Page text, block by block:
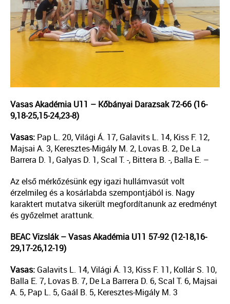
Vasas Akadémia U11 – Kőbányai Darazsak 72-66 (16-
9,18-25,15-24,23-8)
Vasas: Pap L. 20, Világi Á. 17, Galavits L. 14, Kiss F. 12,
Majsai A. 3, Keresztes-Migály M. 2, Lovas B. 2, De La
Barrera D. 1, Galyas D. 1, Scal T. -, Bittera B. -, Balla E. –
Az első mérkőzésünk egy igazi hullámvasút volt
érzelmileg és a kosárlabda szempontjából is. Nagy
karaktert mutatva sikerült megfordítanunk az eredményt
és győzelmet arattunk.
BEAC Vizslák – Vasas Akadémia U11 57-92 (12-18,16-
29,17-26,12-19)
Vasas: Galavits L. 14, Világi Á. 13, Kiss F. 11, Kollár S. 10,
Balla E. 7, Lovas B. 7, De La Barrera D. 6, Scal T. 6, Majsai
A. 5, Pap L. 5, Gaál B. 5, Keresztes-Migály M. 3